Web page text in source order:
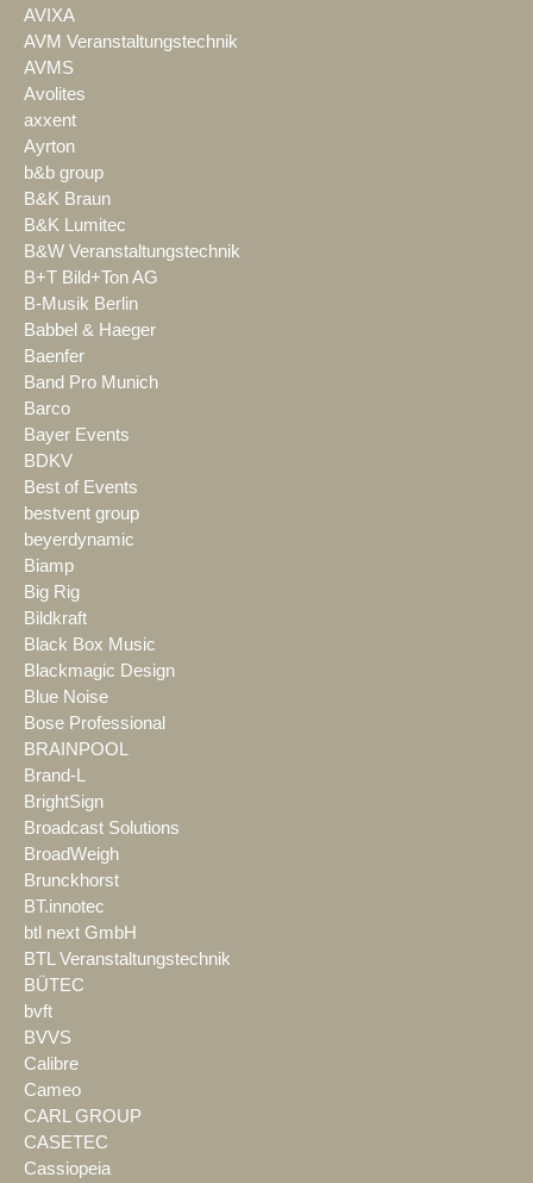
AVIXA
AVM Veranstaltungstechnik
AVMS
Avolites
axxent
Ayrton
b&b group
B&K Braun
B&K Lumitec
B&W Veranstaltungstechnik
B+T Bild+Ton AG
B-Musik Berlin
Babbel & Haeger
Baenfer
Band Pro Munich
Barco
Bayer Events
BDKV
Best of Events
bestvent group
beyerdynamic
Biamp
Big Rig
Bildkraft
Black Box Music
Blackmagic Design
Blue Noise
Bose Professional
BRAINPOOL
Brand-L
BrightSign
Broadcast Solutions
BroadWeigh
Brunckhorst
BT.innotec
btl next GmbH
BTL Veranstaltungstechnik
BÜTEC
bvft
BVVS
Calibre
Cameo
CARL GROUP
CASETEC
Cassiopeia